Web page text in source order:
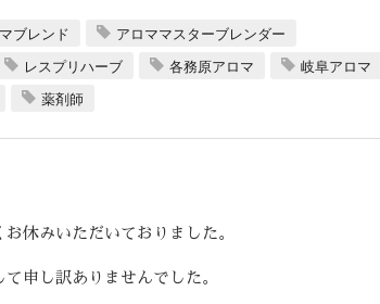
ブレンド
アロママスターブレンダー
レスプリハーブ 各務原アロマ
岐阜アロマ
薬剤師
休みいただいておりました。
申し訳ありませんでした。